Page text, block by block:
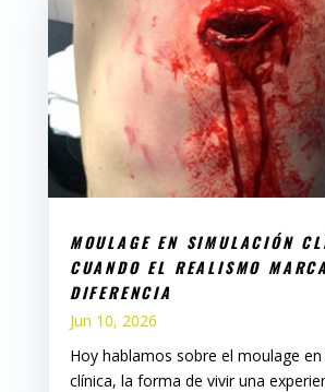
MOULAGE EN SIMULACIÓN
CUANDO EL REALISMO
DIFERENCIA
Jun 10, 2026
Hoy hablamos sobre el moulage
clínica, la forma de vivir una